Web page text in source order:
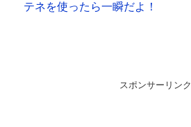
テネを使ったら一瞬だよ！
スポンサーリンク